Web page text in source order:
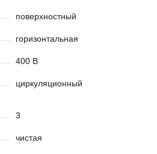
поверхностный
горизонтальная
400 В
циркуляционный
3
чистая